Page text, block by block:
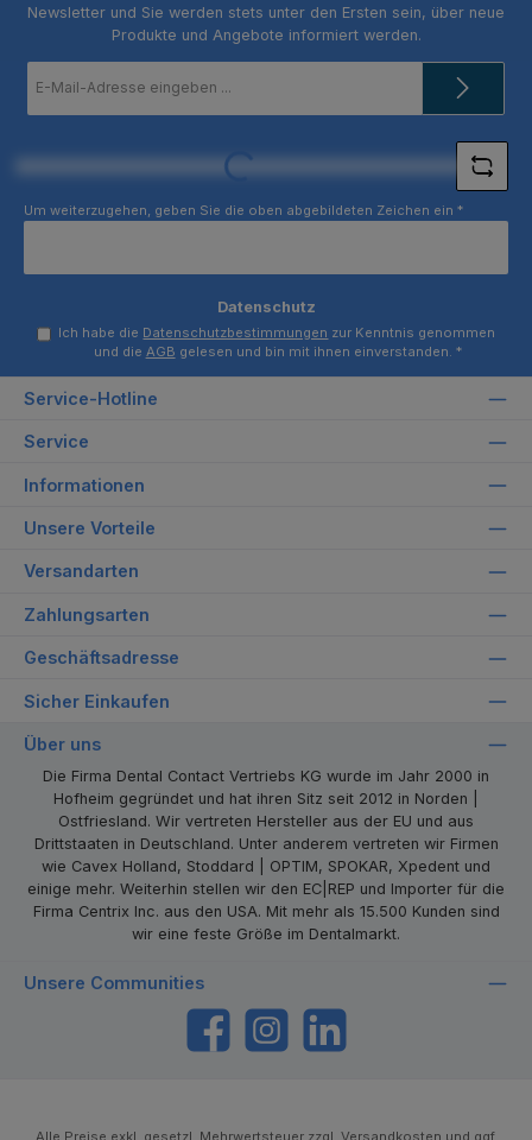
Newsletter und Sie werden stets unter den Ersten sein, über neue
Produkte und Angebote informiert werden.
Mail-
Loading...
Um weiterzugehen, geben Sie die oben abgebildeten Zeichen ein *
Datenschutz
Ich habe die Datenschutzbestimmungen zur Kenntnis genommen
und die AGB gelesen und bin mit ihnen einverstanden. *
Service-Hotline
Service
Informationen
Unsere Vorteile
Versandarten
Zahlungsarten
Geschäftsadresse
Sicher Einkaufen
Über uns
Die Firma Dental Contact Vertriebs KG wurde im Jahr 2000 in
Hofheim gegründet und hat ihren Sitz seit 2012 in Norden |
Ostfriesland. Wir vertreten Hersteller aus der EU und aus
Drittstaaten in Deutschland. Unter anderem vertreten wir Firmen
wie Cavex Holland, Stoddard | OPTIM, SPOKAR, Xpedent und
einige mehr. Weiterhin stellen wir den EC|REP und Importer für die
Firma Centrix Inc. aus den USA. Mit mehr als 15.500 Kunden sind
wir eine feste Größe im Dentalmarkt.
Unsere Communities
https://www.facebook.com/dentalcontact
Instagram
Alle Preise exkl. gesetzl. Mehrwertsteuer zzgl. Versandkosten und ggf.